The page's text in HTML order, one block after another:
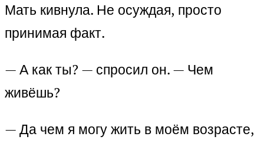
Мать кивнула. Не осуждая, просто
принимая факт.
— А как ты? — спросил он. — Чем
живёшь?
— Да чем я могу жить в моём возрасте,